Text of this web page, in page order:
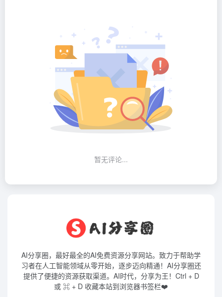
暂无评论...
AI分享圈，最好最全的AI免费资源分享网站。致力于帮助学
习者在人工智能领域从零开始，逐步迈向精通！AI分享圈还
提供了便捷的资源获取渠道。AI时代，分享为王！Ctrl + D
或 ⌘ + D 收藏本站到浏览器书签栏❤️